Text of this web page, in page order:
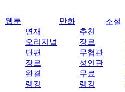
웹툰
연재
오리지널
단편
장르
완결
랭킹
만화
추천
장르
무협관
성인관
무료
랭킹
소설